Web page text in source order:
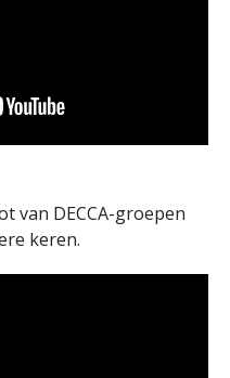
van DECCA-groepen
keren.